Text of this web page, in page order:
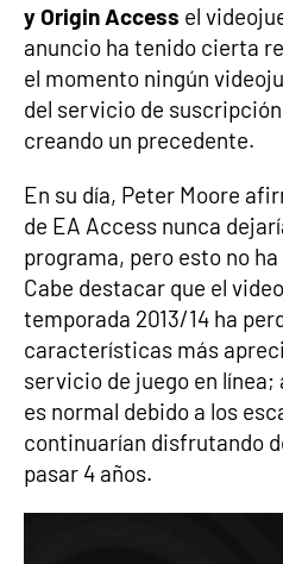
y Origin Access el
anuncio ha tenido cierta
el momento ningún
del servicio de
creando un precedente.
En su día, Peter Moore
de EA Access nunca
programa, pero esto no
Cabe destacar que el
temporada 2013/14 ha
características más
servicio de juego en línea;
es normal debido a los
continuarían disfrutando
pasar 4 años.